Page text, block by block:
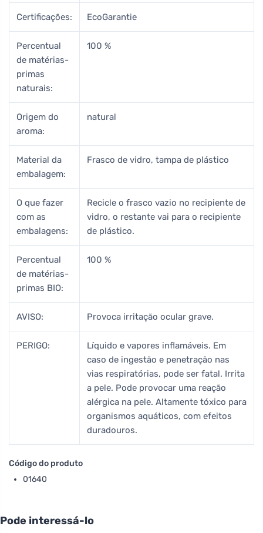
Certificações: EcoGarantie
Percentual
de matérias-
primas
naturais:
100 %
Origem do
aroma:
natural
Material da
embalagem:
Frasco de vidro, tampa de plástico
O que fazer
com as
embalagens:
Recicle o frasco vazio no recipiente de
vidro, o restante vai para o recipiente
de plástico.
Percentual
de matérias-
primas BIO:
100 %
AVISO: Provoca irritação ocular grave.
PERIGO:
Líquido e vapores inflamáveis. Em
caso de ingestão e penetração nas
vias respiratórias, pode ser fatal. Irrita
a pele. Pode provocar uma reação
alérgica na pele. Altamente tóxico para
organismos aquáticos, com efeitos
duradouros.
Código do produto
01640
Pode interessá-lo